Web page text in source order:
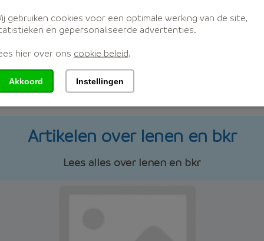
Artikelen over lenen en bkr
Lees alles over lenen en bkr
gebruiken cookies voor een optimale werking van de site,
en gepersonaliseerde advertenties.
hier over ons cookie beleid.
Akkoord Instellingen